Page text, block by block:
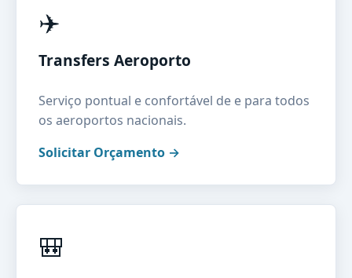
✈️
Transfers Aeroporto
Serviço pontual e confortável de e para todos
os aeroportos nacionais.
Solicitar Orçamento →
🎒